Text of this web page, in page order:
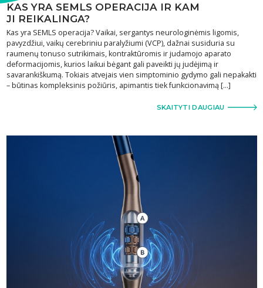
KAS YRA SEMLS OPERACIJA IR KAM
JI REIKALINGA?
Kas yra SEMLS operacija? Vaikai, sergantys neurologinėmis ligomis,
pavyzdžiui, vaikų cerebriniu paralyžiumi (VCP), dažnai susiduria su
raumenų tonuso sutrikimais, kontraktūromis ir judamojo aparato
deformacijomis, kurios laikui bėgant gali paveikti jų judėjimą ir
savarankiškumą. Tokiais atvejais vien simptominio gydymo gali nepakakti
– būtinas kompleksinis požiūris, apimantis tiek funkcionavimą […]
SKAITYTI DAUGIAU